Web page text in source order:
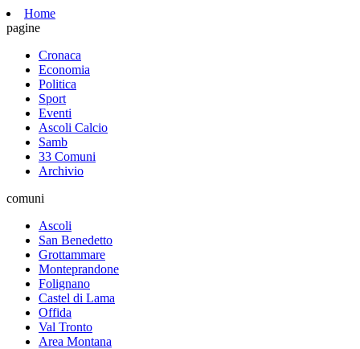
Home
pagine
Cronaca
Economia
Politica
Sport
Eventi
Ascoli Calcio
Samb
33 Comuni
Archivio
comuni
Ascoli
San Benedetto
Grottammare
Monteprandone
Folignano
Castel di Lama
Offida
Val Tronto
Area Montana